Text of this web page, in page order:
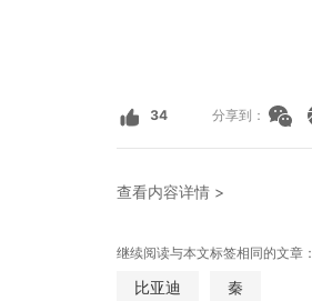
34 分享到：
查看内容详情 >
继续阅读与本文标签相同的文章：
比亚迪 秦